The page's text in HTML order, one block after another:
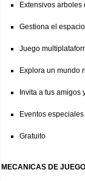
Extensivos arboles
Gestiona el
Juego
Explora un mundo
Invita a tus amigos
Eventos especiales
Gratuito
MECANICAS DE JUEGO